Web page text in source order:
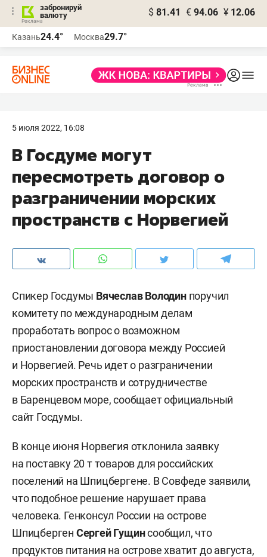
забронируй
валюту
$ 81.41 € 94.06 ¥ 12.06
Казань24.4° Москва29.7°
5 июля 2022, 16:08
В Госдуме могут
пересмотреть договор о
разграничении морских
пространств с Норвегией
Спикер Госдумы Вячеслав Володинпоручил
комитету по международным делам
проработать вопрос о возможном
приостановлении договора между Россией
и Норвегией. Речь идет о разграничении
морских пространств и сотрудничестве
в Баренцевом море, сообщает официальный
сайт Госдумы.
В конце июня Норвегия отклонила заявку
на поставку 20 т товаров для российских
поселений на Шпицбергене. В Совфеде заявили,
что подобное решение нарушает права
человека. Генконсул России на острове
Шпицберген Сергей Гущинсообщил, что
продуктов питания на острове хватит до августа,